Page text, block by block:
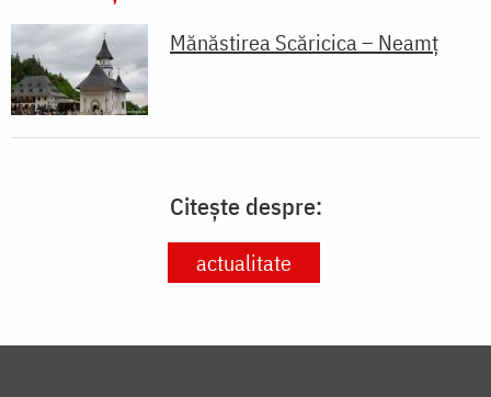
Mănăstirea Scăricica – Neamț
Citește despre:
actualitate